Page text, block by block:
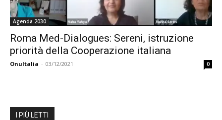
Agenda 2030
Roma Med-Dialogues: Sereni, istruzione
priorità della Cooperazione italiana
OnuItalia - 03/12/2021 0
I PIÙ LETTI